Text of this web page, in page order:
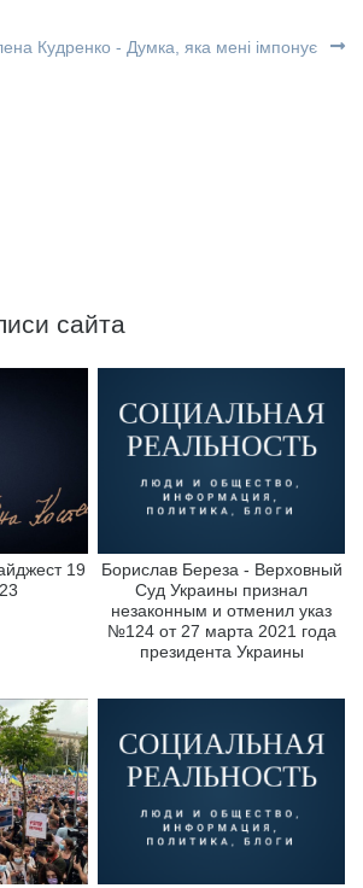
Кудренко - Думка, яка мені імпонує
сайта
19
Борислав Береза - Верховный
Суд Украины признал
незаконным и отменил указ
№124 от 27 марта 2021 года
президента Украины